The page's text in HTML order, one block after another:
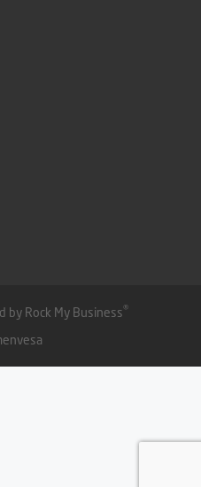
by Rock My Business®